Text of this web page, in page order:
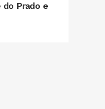
do Prado e